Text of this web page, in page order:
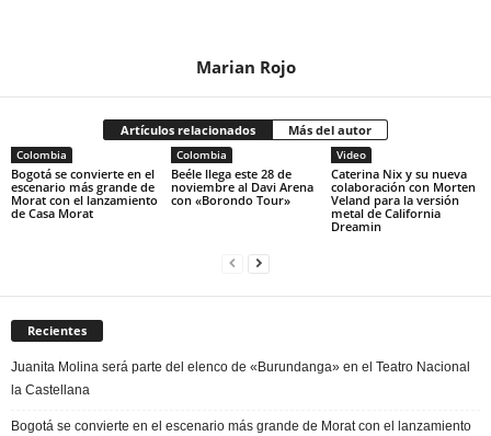
Marian Rojo
Artículos relacionados Más del autor
Colombia
Bogotá se convierte en el
escenario más grande de
Morat con el lanzamiento
de Casa Morat
Colombia
Beéle llega este 28 de
noviembre al Davi Arena
con «Borondo Tour»
Video
Caterina Nix y su nueva
colaboración con Morten
Veland para la versión
metal de California
Dreamin
Recientes
Juanita Molina será parte del elenco de «Burundanga» en el Teatro Nacional
la Castellana
Bogotá se convierte en el escenario más grande de Morat con el lanzamiento